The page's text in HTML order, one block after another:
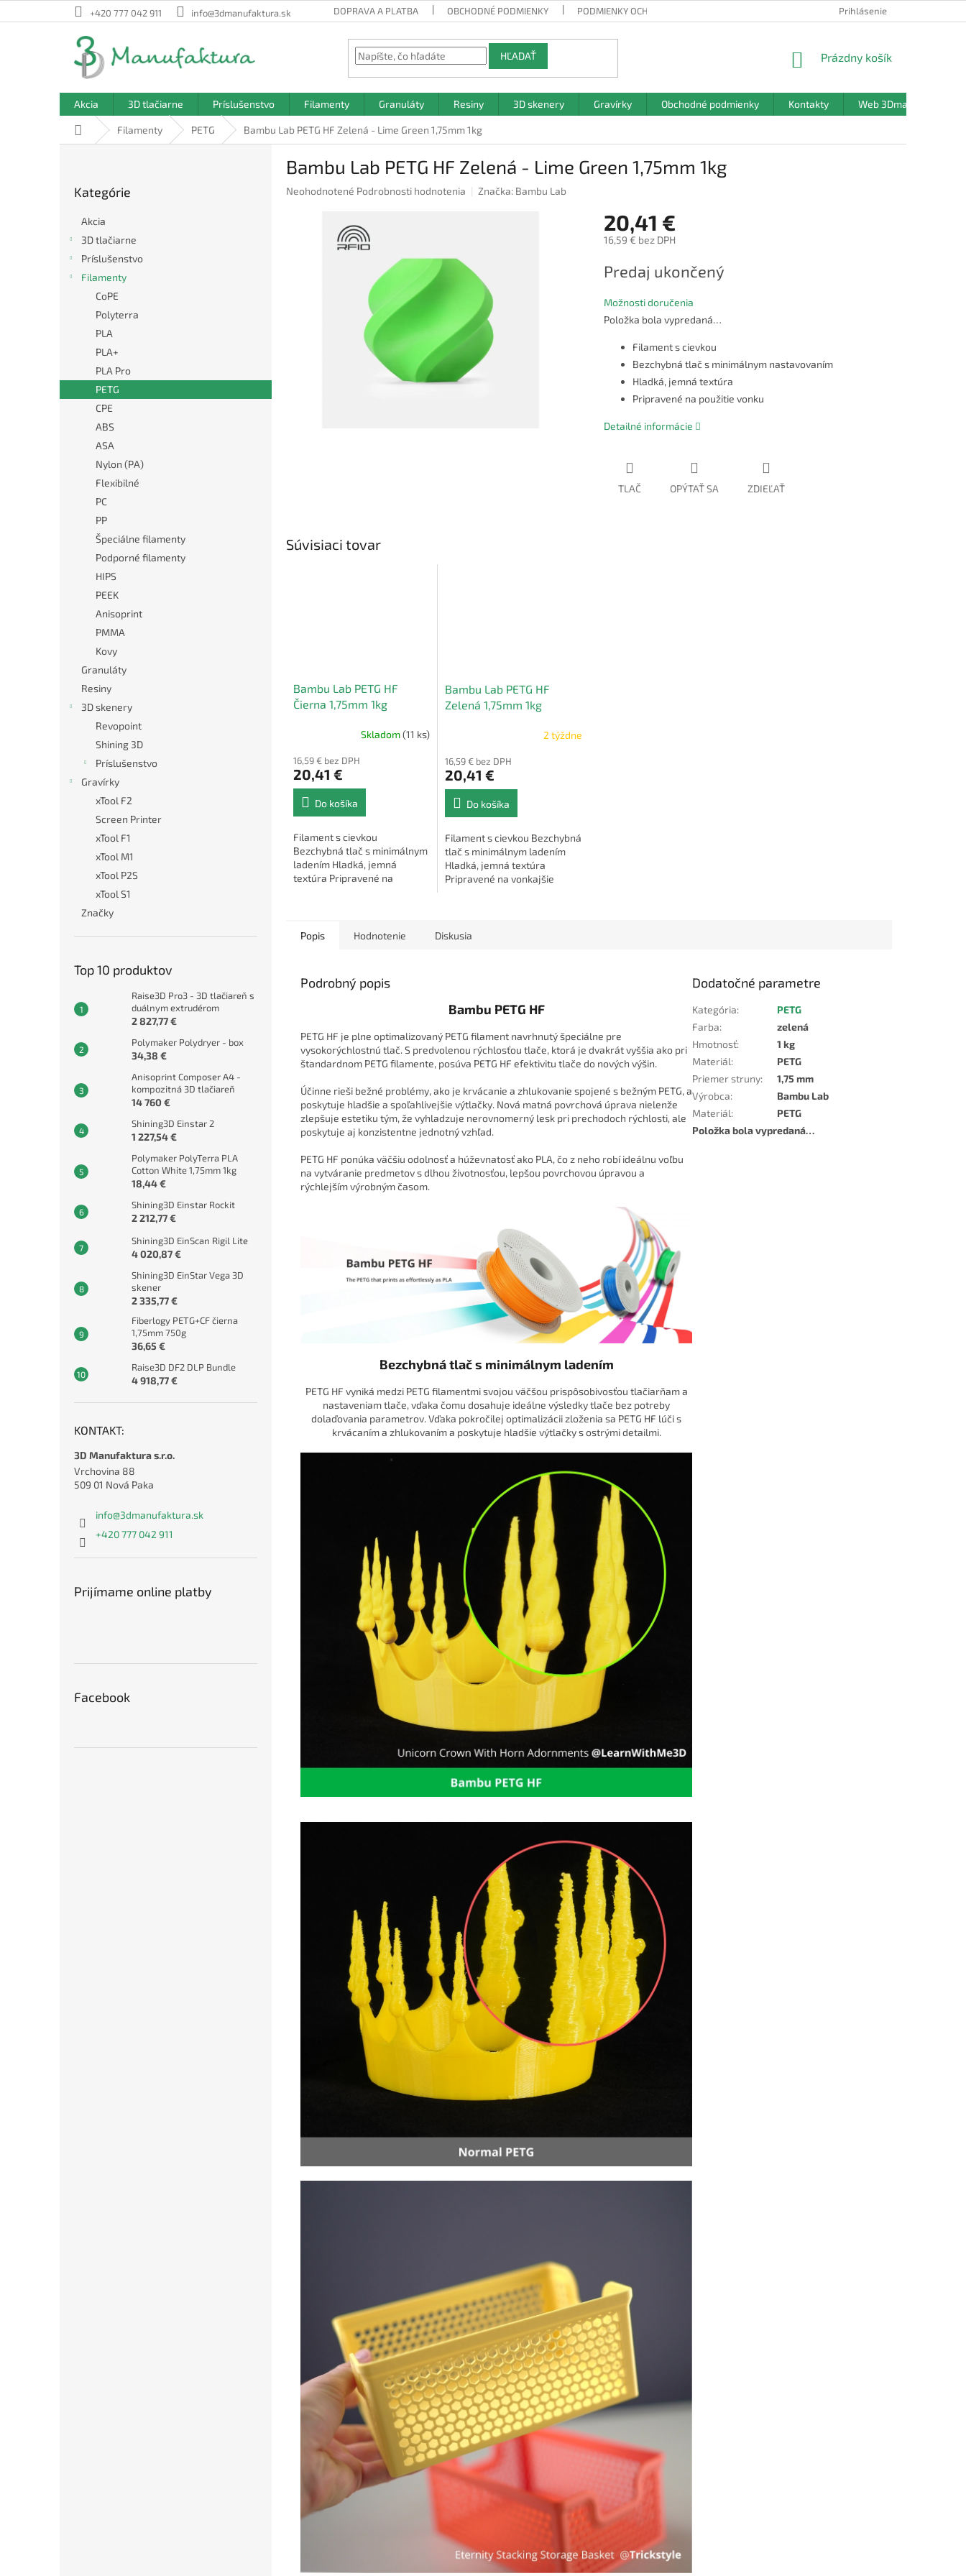
na
+420 777 042 911 info@3dmanufaktura.sk DOPRAVA A PLATBA OBCHODNÉ PODMIENKY PODMIENKY OCHRANY OSOBNÝCH ÚDAJOV Prihlásenie
HĽADAŤ
NÁKUPNÝ
Prázdny košík
Akcia 3D tlačiarne Príslušenstvo Filamenty Granuláty Resiny 3D skenery Gravírky Obchodné podmienky Kontakty Web 3Dmanufaktura.sk
DomovFilamenty PETG Bambu Lab PETG HF Zelená - Lime Green 1,75mm 1kg
kategórie
Kategórie
Akcia
3D tlačiarne
Príslušenstvo
Filamenty
CoPE
Polyterra
PLA
PLA+
PLA Pro
PETG
CPE
ABS
ASA
Nylon (PA)
Flexibilné
PC
PP
Špeciálne filamenty
Podporné filamenty
HIPS
PEEK
Anisoprint
PMMA
Kovy
Granuláty
Resiny
3D skenery
Revopoint
Shining 3D
Príslušenstvo
Gravírky
xTool F2
Screen Printer
xTool F1
xTool M1
xTool P2S
xTool S1
Značky
Top 10 produktov
Raise3D Pro3 - 3D tlačiareň s
duálnym extrudérom
2 827,77 €
Polymaker Polydryer - box
34,38 €
Anisoprint Composer A4 -
kompozitná 3D tlačiareň
14 760 €
Shining3D Einstar 2
1 227,54 €
Polymaker PolyTerra PLA
Cotton White 1,75mm 1kg
18,44 €
Shining3D Einstar Rockit
2 212,77 €
Shining3D EinScan Rigil Lite
4 020,87 €
Shining3D EinStar Vega 3D
skener
2 335,77 €
Fiberlogy PETG+CF čierna
1,75mm 750g
36,65 €
Raise3D DF2 DLP Bundle
4 918,77 €
KONTAKT:
3D Manufaktura s.r.o.
Vrchovina 88
509 01 Nová Paka
info@3dmanufaktura.sk
+420 777 042 911
Prijímame online platby
Facebook
Bambu Lab PETG HF Zelená - Lime Green 1,75mm 1kg
Priemerné
Neohodnotené Podrobnosti hodnotenia Značka: Bambu Lab
20,41 €
16,59 € bez DPH
cena:
Predaj ukončený
Možnosti doručenia
Položka bola vypredaná…
Filament s cievkou
Bezchybná tlač s minimálnym nastavovaním
Hladká, jemná textúra
Pripravené na použitie vonku
Detailné informácie
TLAČ OPÝTAŤ SA ZDIEĽAŤ
Súvisiaci tovar
Bambu Lab PETG HF
Čierna 1,75mm 1kg
Skladom(11 ks)
16,59 € bez DPH
20,41 €
Do košíka
Filament s cievkou
Bezchybná tlač s minimálnym
ladením Hladká, jemná
textúra Pripravené na
Bambu Lab PETG HF
Zelená 1,75mm 1kg
2 týždne
16,59 € bez DPH
20,41 €
Do košíka
Filament s cievkou Bezchybná
tlač s minimálnym ladením
Hladká, jemná textúra
Pripravené na vonkajšie
Popis Hodnotenie Diskusia
Podrobný popis
Bambu PETG HF
PETG HF je plne optimalizovaný PETG filament navrhnutý špeciálne pre
vysokorýchlostnú tlač. S predvolenou rýchlosťou tlače, ktorá je dvakrát vyššia ako pri
štandardnom PETG filamente, posúva PETG HF efektivitu tlače do nových výšin.
Účinne rieši bežné problémy, ako je krvácanie a zhlukovanie spojené s bežným PETG, a
poskytuje hladšie a spoľahlivejšie výtlačky. Nová matná povrchová úprava nielenže
zlepšuje estetiku tým, že vyhladzuje nerovnomerný lesk pri prechodoch rýchlosti, ale
poskytuje aj konzistentne jednotný vzhľad.
PETG HF ponúka väčšiu odolnosť a húževnatosť ako PLA, čo z neho robí ideálnu voľbu
na vytváranie predmetov s dlhou životnosťou, lepšou povrchovou úpravou a
rýchlejším výrobným časom.
Bezchybná tlač s minimálnym ladením
PETG HF vyniká medzi PETG filamentmi svojou väčšou prispôsobivosťou tlačiarňam a
nastaveniam tlače, vďaka čomu dosahuje ideálne výsledky tlače bez potreby
dolaďovania parametrov. Vďaka pokročilej optimalizácii zloženia sa PETG HF lúči s
krvácaním a zhlukovaním a poskytuje hladšie výtlačky s ostrými detailmi.
Dodatočné parametre
Kategória:
PETG
Farba:
zelená
Hmotnosť:
1 kg
Materiál:
PETG
Priemer struny:
1,75 mm
Výrobca:
Bambu Lab
Materiál:
PETG
Položka bola vypredaná…